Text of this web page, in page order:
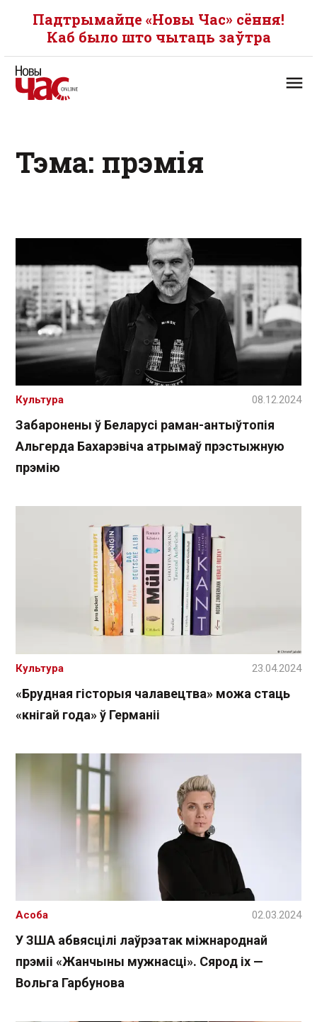
Падтрымайце «Новы Час» сёння!
Каб было што чытаць заўтра
Тэма: прэмія
Забаронены ў Беларусі раман-антыўтопія
Альгерда Бахарэвіча атрымаў прэстыжную
прэмію
Культура 08.12.2024
«Брудная гісторыя чалавецтва» можа стаць
«кнігай года» ў Германіі
Культура 23.04.2024
У ЗША абвясцілі лаўрэатак міжнароднай
прэміі «Жанчыны мужнасці». Сярод іх —
Вольга Гарбунова
Асоба 02.03.2024